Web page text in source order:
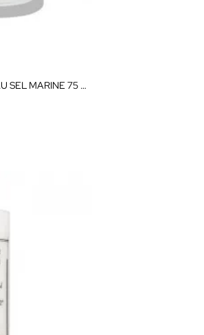
SCRUB LAVANT PURIFIANT AU SEL MARINE 75 ML